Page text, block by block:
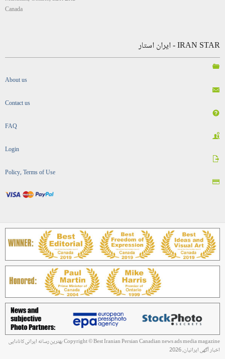
Canada
IRAN STAR - ایران استار
About us
Contact us
FAQ
Login
Policy, Terms of Use
Copyright © Best Iranian Persian Canadian news ads media magazine بهترین رسانه ایرانی کانادایی
اخبار آگهی ایرانیان, 2026